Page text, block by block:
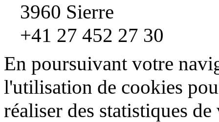
3960 Sierre
+41 27 452 27 30
En poursuivant votre
l'utilisation de cookies
réaliser des statistiques de